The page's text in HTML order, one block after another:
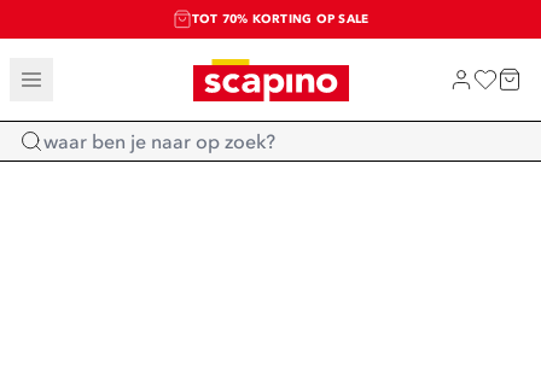
TOT 70% KORTING OP SALE
SALE: LAATSTE KANS!
SHOP NIEUW
Home